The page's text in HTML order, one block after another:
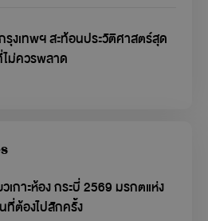
รุงเทพฯ สะท้อนประวัติศาสตร์สุด
ม่ควรพลาด
เกาะห้อง กระบี่ 2569 มรกตแห่ง
ที่ต้องไปสักครั้ง